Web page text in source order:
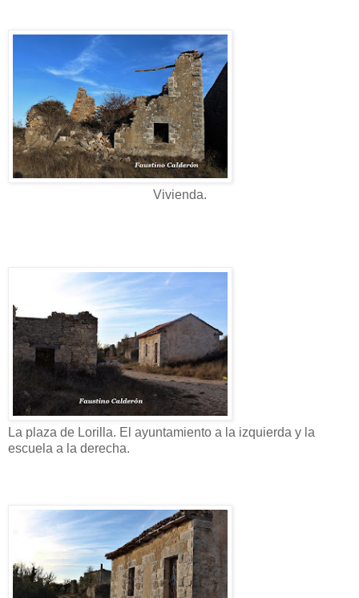
Vivienda.
La plaza de Lorilla. El ayuntamiento a la izquierda y la
escuela a la derecha.